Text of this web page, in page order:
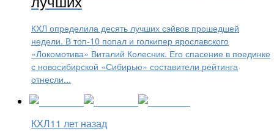
КХЛ определила десять лучших сэйвов прошедшей
недели. В топ-10 попал и голкипер ярославского
«Локомотива» Виталий Колесник. Его спасение в поединке
с новосибирской «Сибирью» составители рейтинга
отнесли...
КХЛ11 лет назад